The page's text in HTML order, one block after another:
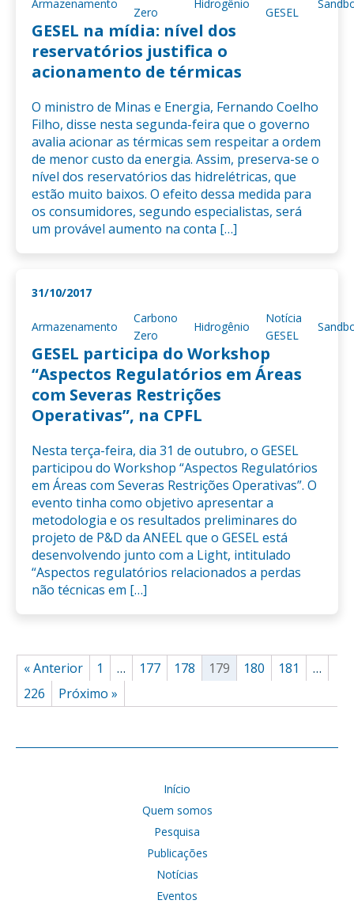
Armazenamento
Zero
Hidrogênio
GESEL
GESEL na mídia: nível dos
reservatórios justifica o
acionamento de térmicas
O ministro de Minas e Energia, Fernando Coelho
Filho, disse nesta segunda-feira que o governo
avalia acionar as térmicas sem respeitar a ordem
de menor custo da energia. Assim, preserva-se o
nível dos reservatórios das hidrelétricas, que
estão muito baixos. O efeito dessa medida para
os consumidores, segundo especialistas, será
um provável aumento na conta […]
31/10/2017
Armazenamento
Carbono
Zero
Hidrogênio
Notícia
GESEL
GESEL participa do Workshop
“Aspectos Regulatórios em Áreas
com Severas Restrições
Operativas”, na CPFL
Nesta terça-feira, dia 31 de outubro, o GESEL
participou do Workshop “Aspectos Regulatórios
em Áreas com Severas Restrições Operativas”. O
evento tinha como objetivo apresentar a
metodologia e os resultados preliminares do
projeto de P&D da ANEEL que o GESEL está
desenvolvendo junto com a Light, intitulado
“Aspectos regulatórios relacionados a perdas
não técnicas em […]
« Anterior 1 … 177 178 179 180 181
…
226
Próximo »
Início
Quem somos
Pesquisa
Publicações
Notícias
Eventos